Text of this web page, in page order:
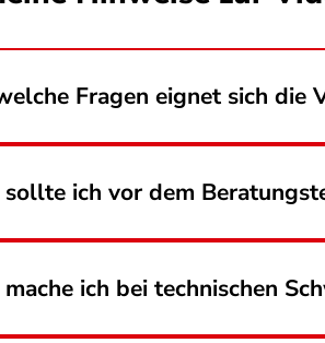
Fragen eignet sich die
sollte ich vor dem
ich bei technischen